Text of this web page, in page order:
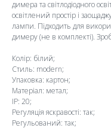
димера та світлодіодного
освітлений простір і
лампи. Підходить для
димеру (не в комплекті).
Колір: білий;
Стиль: modern;
Упаковка: картон;
Матеріал: метал;
IP: 20;
Регуляція яскравості: так;
Регульований: так;